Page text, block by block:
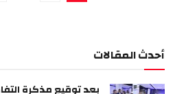
أحدث المقالات
بعد توقيع مذكرة